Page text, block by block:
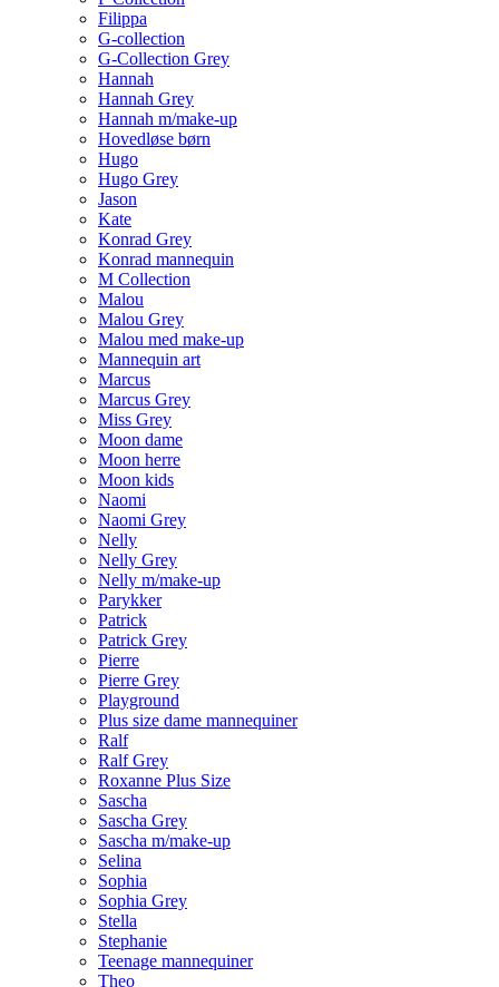
Filippa
G-collection
G-Collection Grey
Hannah
Hannah Grey
Hannah m/make-up
Hovedløse børn
Hugo
Hugo Grey
Jason
Kate
Konrad Grey
Konrad mannequin
M Collection
Malou
Malou Grey
Malou med make-up
Mannequin art
Marcus
Marcus Grey
Miss Grey
Moon dame
Moon herre
Moon kids
Naomi
Naomi Grey
Nelly
Nelly Grey
Nelly m/make-up
Parykker
Patrick
Patrick Grey
Pierre
Pierre Grey
Playground
Plus size dame mannequiner
Ralf
Ralf Grey
Roxanne Plus Size
Sascha
Sascha Grey
Sascha m/make-up
Selina
Sophia
Sophia Grey
Stella
Stephanie
Teenage mannequiner
Theo